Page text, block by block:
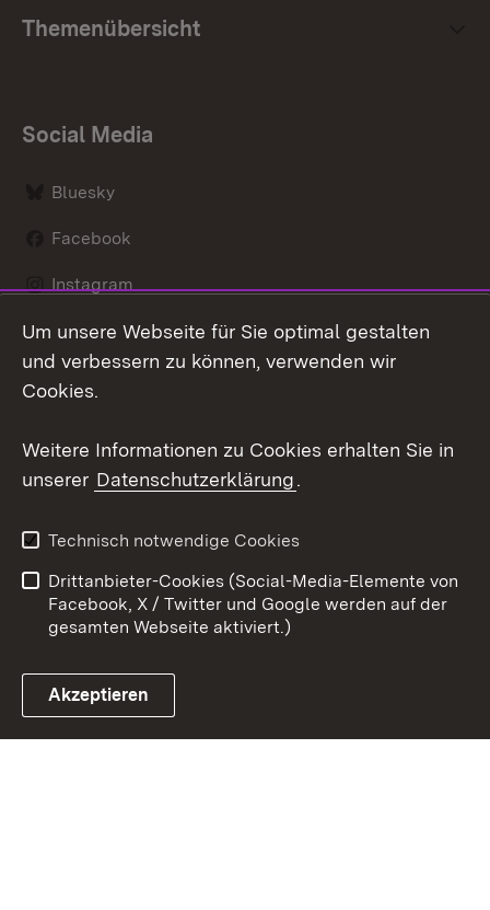
Themenübersicht
Social Media
Bluesky
Facebook
Instagram
LinkedIn
Link zum Landesportal
Datenschutz
Barrierefreiheit
Impressum
Cookies
Um unsere Webseite für Sie optimal gestalten
und verbessern zu können, verwenden wir
Cookies.
Weitere Informationen zu Cookies erhalten Sie in
unserer Datenschutzerklärung.
Technisch notwendige Cookies
Drittanbieter-Cookies (Social-Media-Elemente von
Facebook, X / Twitter und Google werden auf der
gesamten Webseite aktiviert.)
Akzeptieren